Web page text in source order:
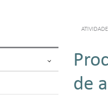
ATIVIDADE
de